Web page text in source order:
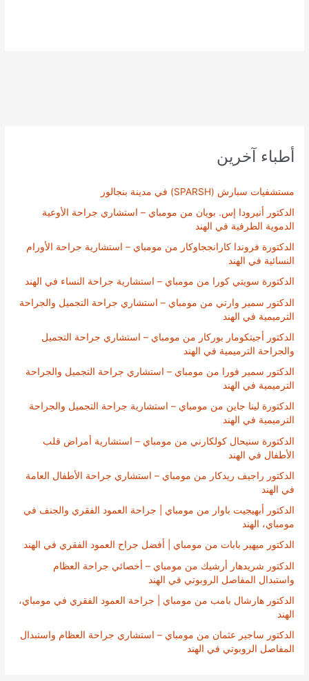
أطباء آخرين
مستشفيات سبارش (SPARSH) في مدينة بنجالور
الدكتور أنيرودا إس. بويان من مومباي – استشاري جراحة الأوعية
الدموية الطرفية في الهند
الدكتورة فروندا كارانججاوكار من مومباي – استشارية جراحة الأورام
النسائية في الهند
الدكتورة سويتي كورا من مومباي – استشارية جراحة النساء في الهند
الدكتور سمير وارتي من مومباي – استشاري جراحة التجميل والجراحة
الترميمية في الهند
الدكتور أجيتكومار بوركار من مومباي – استشاري جراحة التجميل
والجراحة الترميمية في الهند
الدكتور سمير فورا من مومباي – استشاري جراحة التجميل والجراحة
الترميمية في الهند
الدكتورة لينا جاين من مومباي – استشارية جراحة التجميل والجراحة
الترميمية في الهند
الدكتورة سنيحال كولكارني من مومباي – استشارية أمراض قلب
الأطفال في الهند
الدكتور راجيف ريدكار من مومباي – استشاري جراحة الأطفال العامة
في الهند
الدكتور أبهيجيت باوار من مومباي | جراحة العمود الفقري والجنف في
مومباي، الهند
الدكتور ميهير بابات من مومباي | أفضل جراح العمود الفقري في الهند
الدكتور شريدهار أرشيك من مومباي – أخصائي جراحة العظام
واستبدال المفاصل الروبوتي في الهند
الدكتور هارشال بامب من مومباي | جراحة العمود الفقري في مومباي،
الهند
الدكتور ساجير عثمان من مومباي – استشاري جراحة العظام واستبدال
المفاصل الروبوتي في الهند